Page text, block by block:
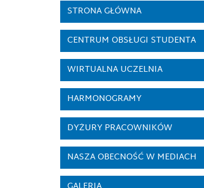
STRONA GŁÓWNA
CENTRUM OBSŁUGI STUDENTA
WIRTUALNA UCZELNIA
HARMONOGRAMY
DYŻURY PRACOWNIKÓW
NASZA OBECNOŚĆ W MEDIACH